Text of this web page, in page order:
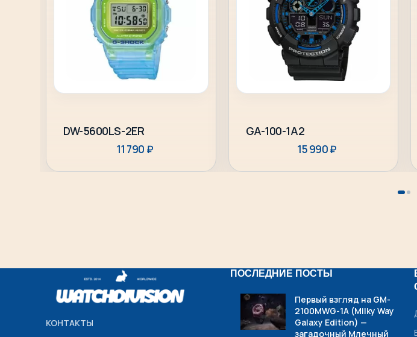
Подробнее
DW-5600LS-2ER
11 790 ₽
В корзину
GA-100-1A2
15 990₽
КОНТАКТЫ
ПОСЛЕДНИЕ ПОСТЫ
Первый взгляд на GM-
2100MWG-1A (Milky Way
Galaxy Edition) —
загадочный Млечный